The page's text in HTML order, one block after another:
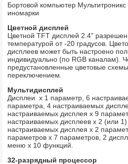
Бортовой компьютер
иномарки
Цветной дисплей
Цветной TFT дисплей 2.4"
температурой от -20 градусов.
дисплеев может быть настроено
индивидуально (по RGB каналам).
предустановленные цветовые
переключением.
Мультидисплей
Дисплеи х 1 параметр, 6
параметра, 4 настраиваемых
настраиваемых дисплея х 9
настраиваемых дисплеев х 2 (или
настраиваемых дисплея х 2
параметров х 7 параметров, 2
меню х 10 функций.
32-разрядный процессор